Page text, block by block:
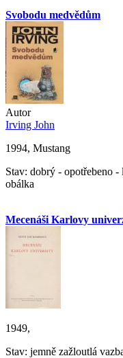
Svobodu medvědům
Autor
Irving John
1994, Mustang
Stav: dobrý - opotřebeno
obálka
Mecenáši Karlovy
1949,
Stav: jemně zažloutlá